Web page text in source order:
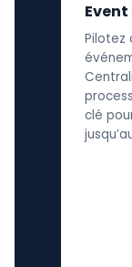
Pilotez
clé